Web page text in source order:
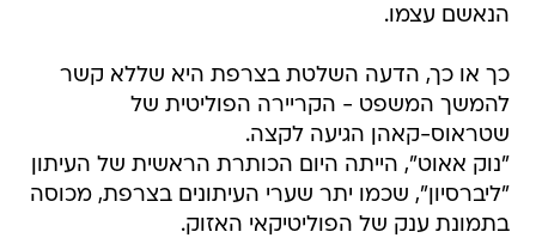
הנאשם עצמו.
כך או כך, הדעה השלטת בצרפת היא שללא קשר
להמשך המשפט - הקריירה הפוליטית של
שטראוס-קאהן הגיעה לקצה.
"נוק אאוט", הייתה היום הכותרת הראשית של העיתון
"ליברסיון", שכמו יתר שערי העיתונים בצרפת, מכוסה
בתמונת ענק של הפוליטיקאי האזוק.